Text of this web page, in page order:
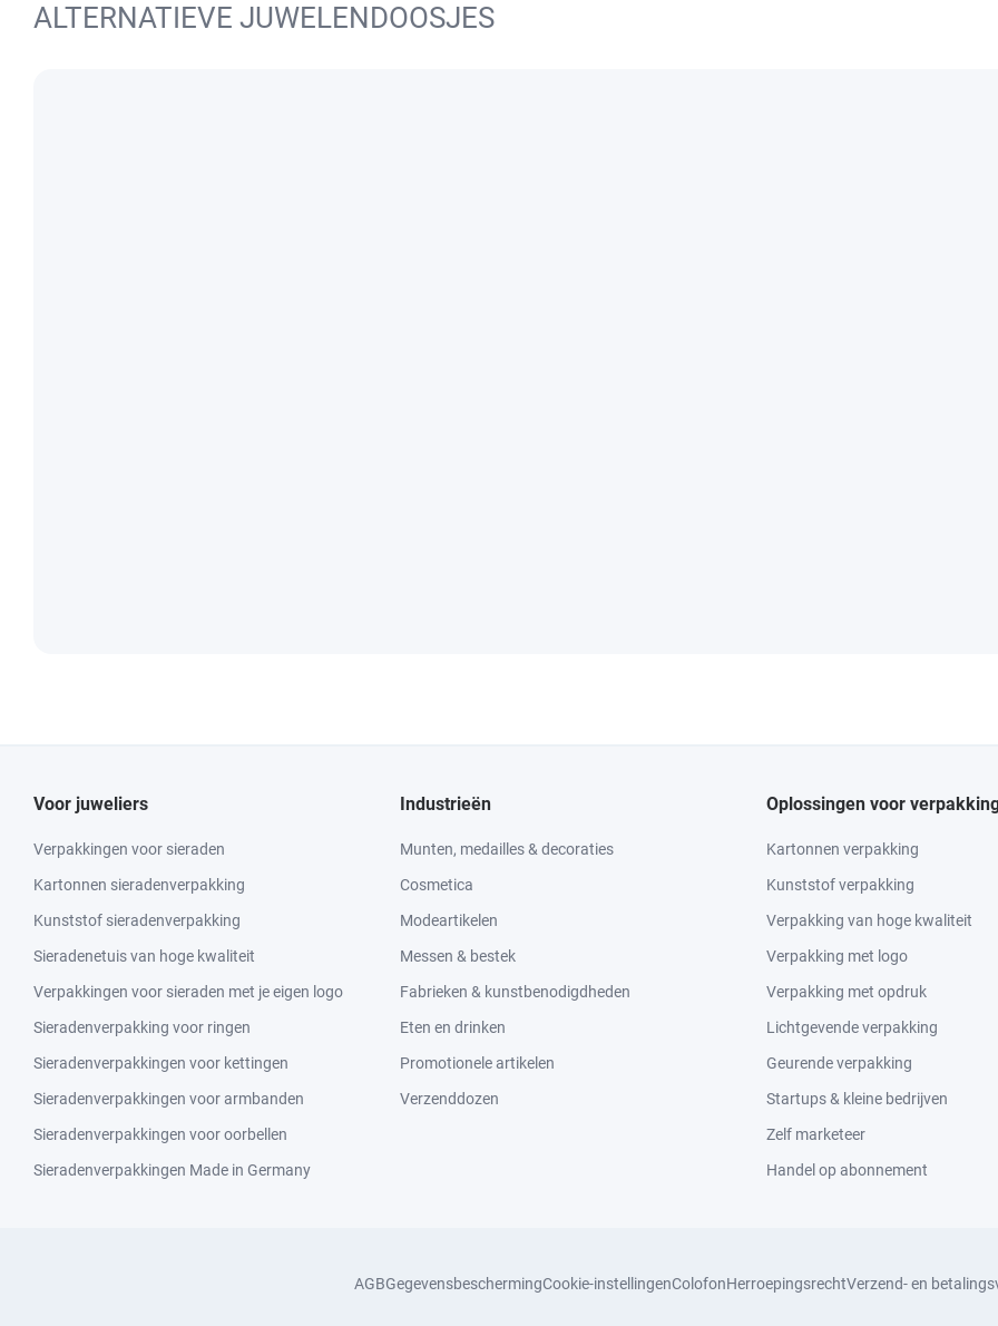
ALTERNATIEVE JUWELENDOOSJES
Voor juweliers
Verpakkingen voor sieraden
Kartonnen sieradenverpakking
Kunststof sieradenverpakking
Sieradenetuis van hoge kwaliteit
Verpakkingen voor sieraden met je eigen logo
Sieradenverpakking voor ringen
Sieradenverpakkingen voor kettingen
Sieradenverpakkingen voor armbanden
Sieradenverpakkingen voor oorbellen
Sieradenverpakkingen Made in Germany
Industrieën
Munten, medailles & decoraties
Cosmetica
Modeartikelen
Messen & bestek
Fabrieken & kunstbenodigdheden
Eten en drinken
Promotionele artikelen
Verzenddozen
Oplossingen voor
Kartonnen verpakking
Kunststof verpakking
Verpakking van hoge kwaliteit
Verpakking met logo
Verpakking met opdruk
Lichtgevende verpakking
Geurende verpakking
Startups & kleine bedrijven
Zelf marketeer
Handel op abonnement
AGBGegevensbeschermingCookie-instellingenColofonHerroepingsrechtVerzend- en